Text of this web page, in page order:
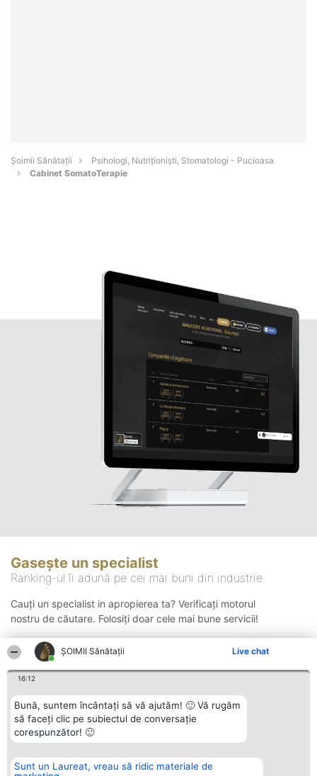
ŞOIMII Sănătații Live chat
16:12
Bună, suntem încântați să vă ajutăm! 🙂 Vă rugăm
să faceți clic pe subiectul de conversație
corespunzător! 🙂
Sunt un Laureat, vreau să ridic materiale de
Şoimii Sănătații
Psihologi, Nutriționiști, Stomatologi - Pucioasa
Cabinet SomatoTerapie
Gasește un specialist
Ranking-ul îi adună pe cei mai buni din industrie
Cauți un specialist in apropierea ta? Verificați motorul
nostru de căutare. Folosiți doar cele mai bune servicii!
Organizator Ranking Plebiscyt Contact